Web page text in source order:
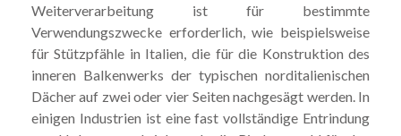
Weiterverarbeitung ist für bestimmte
Verwendungszwecke erforderlich, wie beispielsweise
für Stützpfähle in Italien, die für die Konstruktion des
inneren Balkenwerks der typischen norditalienischen
Dächer auf zwei oder vier Seiten nachgesägt werden. In
einigen Industrien ist eine fast vollständige Entrindung